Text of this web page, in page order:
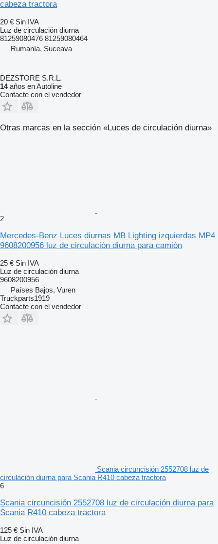
cabeza tractora
20 € Sin IVA
Luz de circulación diurna
81259080476 81259080464
Rumanía, Suceava
DEZSTORE S.R.L.
14años en Autoline
Contacte con el vendedor
Otras marcas en la sección «Luces de circulación diurna»
2
Mercedes-Benz Luces diurnas MB Lighting izquierdas MP4
9608200956 luz de circulación diurna para camión
25 € Sin IVA
Luz de circulación diurna
9608200956
Países Bajos, Vuren
Truckparts1919
Contacte con el vendedor
Scania circuncisión 2552708 luz de
circulación diurna para Scania R410 cabeza tractora
6
Scania circuncisión 2552708 luz de circulación diurna para
Scania R410 cabeza tractora
125 € Sin IVA
Luz de circulación diurna